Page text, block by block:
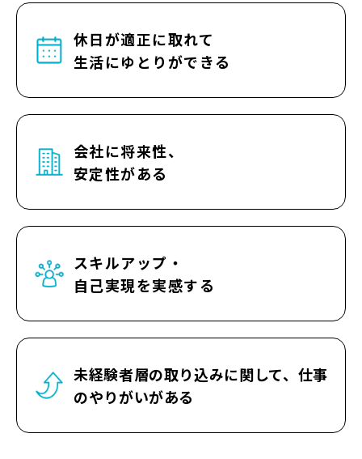
休日が適正に取れて
生活にゆとりができる
会社に将来性、
安定性がある
スキルアップ・
自己実現を実感する
未経験者層の取り込みに関して、仕事
のやりがいがある